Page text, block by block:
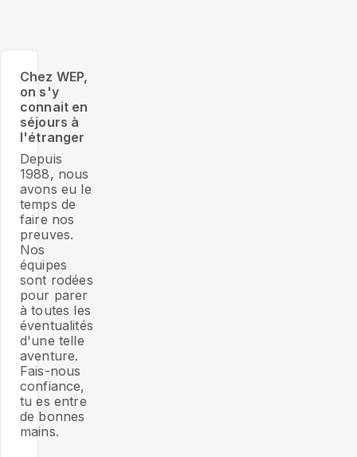
Chez WEP,
on s'y
connait en
séjours à
l'étranger
Depuis
1988, nous
avons eu le
temps de
faire nos
preuves.
Nos
équipes
sont rodées
pour parer
à toutes les
éventualités
d'une telle
aventure.
Fais-nous
confiance,
tu es entre
de bonnes
mains.